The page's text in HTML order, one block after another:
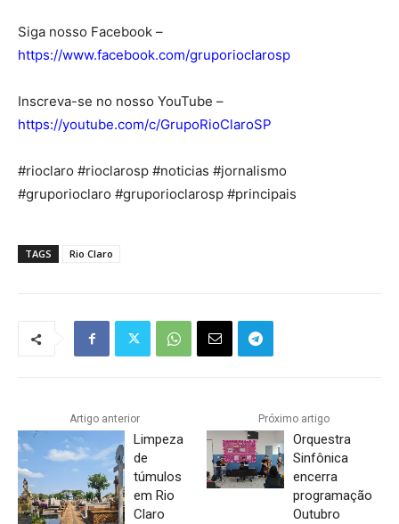
Siga nosso Facebook –
https://www.facebook.com/gruporioclarosp
Inscreva-se no nosso YouTube –
https://youtube.com/c/GrupoRioClaroSP
#rioclaro #rioclarosp #noticias #jornalismo
#gruporioclaro #gruporioclarosp #principais
TAGS Rio Claro
Artigo anterior
Limpeza
de
túmulos
em Rio
Claro
Próximo artigo
Orquestra
Sinfônica
encerra
programação
Outubro